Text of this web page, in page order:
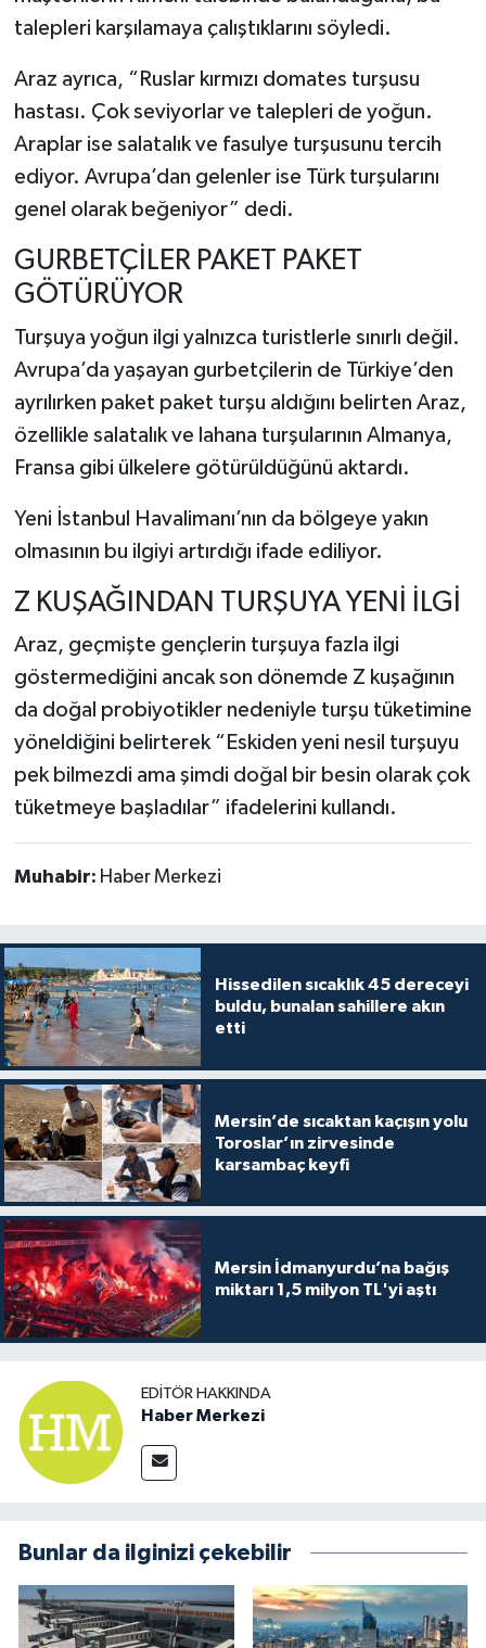
talepleri karşılamaya çalıştıklarını söyledi.
Araz ayrıca, “Ruslar kırmızı domates turşusu
hastası. Çok seviyorlar ve talepleri de yoğun.
Araplar ise salatalık ve fasulye turşusunu tercih
ediyor. Avrupa’dan gelenler ise Türk turşularını
genel olarak beğeniyor” dedi.
GURBETÇİLER PAKET PAKET
GÖTÜRÜYOR
Turşuya yoğun ilgi yalnızca turistlerle sınırlı değil.
Avrupa’da yaşayan gurbetçilerin de Türkiye’den
ayrılırken paket paket turşu aldığını belirten Araz,
özellikle salatalık ve lahana turşularının Almanya,
Fransa gibi ülkelere götürüldüğünü aktardı.
Yeni İstanbul Havalimanı’nın da bölgeye yakın
olmasının bu ilgiyi artırdığı ifade ediliyor.
Z KUŞAĞINDAN TURŞUYA YENİ İLGİ
Araz, geçmişte gençlerin turşuya fazla ilgi
göstermediğini ancak son dönemde Z kuşağının
da doğal probiyotikler nedeniyle turşu tüketimine
yöneldiğini belirterek “Eskiden yeni nesil turşuyu
pek bilmezdi ama şimdi doğal bir besin olarak çok
tüketmeye başladılar” ifadelerini kullandı.
Muhabir: Haber Merkezi
Hissedilen sıcaklık 45 dereceyi
buldu, bunalan sahillere akın
etti
Mersin’de sıcaktan kaçışın yolu
Toroslar’ın zirvesinde
karsambaç keyfi
Mersin İdmanyurdu’na bağış
miktarı 1,5 milyon TL'yi aştı
EDITÖR HAKKINDA
Haber Merkezi
Bunlar da ilginizi çekebilir